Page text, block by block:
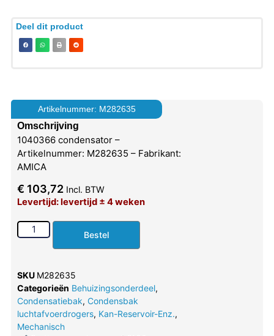
Deel dit product
Artikelnummer: M282635
Omschrijving
1040366 condensator –
Artikelnummer: M282635 – Fabrikant:
AMICA
€ 103,72 Incl. BTW
Levertijd: levertijd ± 4 weken
Bestel
SKU M282635
Categorieën Behuizingsonderdeel,
Condensatiebak, Condensbak
luchtafvoerdrogers, Kan-Reservoir-Enz.,
Mechanisch